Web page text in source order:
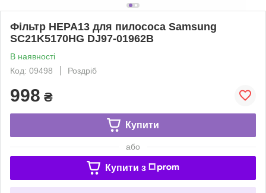
Фільтр HEPA13 для пилососа Samsung
SC21K5170HG DJ97-01962B
В наявності
Код: 09498
Роздріб
998 ₴
Купити
або
Купити з